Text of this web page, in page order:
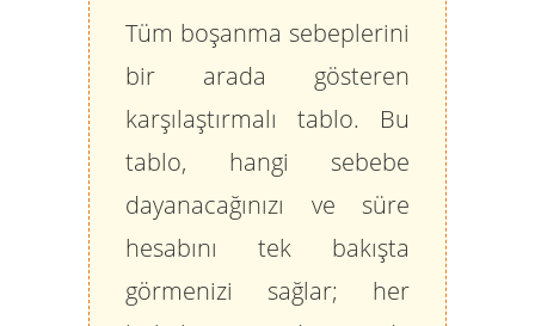
Tüm boşanma sebeplerini
bir arada gösteren
karşılaştırmalı tablo. Bu
tablo, hangi sebebe
dayanacağınızı ve süre
hesabını tek bakışta
görmenizi sağlar; her